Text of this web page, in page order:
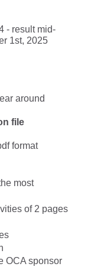
- result mid-
1st, 2025
around
file
format
most
of 2 pages
OCA sponsor